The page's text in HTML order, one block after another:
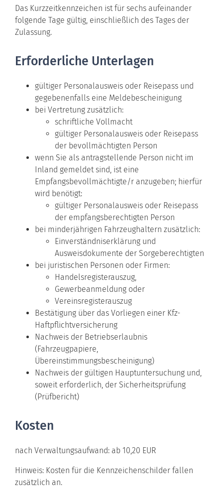
Das Kurzzeitkennzeichen ist für sechs aufeinander
folgende Tage gültig, einschließlich des Tages der
Zulassung.
Erforderliche Unterlagen
gültiger Personalausweis oder Reisepass und
gegebenenfalls eine Meldebescheinigung
bei Vertretung zusätzlich:
schriftliche Vollmacht
gültiger Personalausweis oder Reisepass
der bevollmächtigten Person
wenn Sie als antragstellende Person nicht im
Inland gemeldet sind, ist eine
Empfangsbevollmächtigte/r anzugeben; hierfür
wird benötigt:
gültiger Personalausweis oder Reisepass
der empfangsberechtigten Person
bei minderjährigen Fahrzeughaltern zusätzlich:
Einverständniserklärung und
Ausweisdokumente der Sorgeberechtigten
bei juristischen Personen oder Firmen:
Handelsregisterauszug,
Gewerbeanmeldung oder
Vereinsregisterauszug
Bestätigung über das Vorliegen einer Kfz-
Haftpflichtversicherung
Nachweis der Betriebserlaubnis
(Fahrzeugpapiere,
Übereinstimmungsbescheinigung)
Nachweis der gültigen Hauptuntersuchung und,
soweit erforderlich, der Sicherheitsprüfung
(Prüfbericht)
Kosten
nach Verwaltungsaufwand: ab 10,20 EUR
Hinweis: Kosten für die Kennzeichenschilder fallen
zusätzlich an.